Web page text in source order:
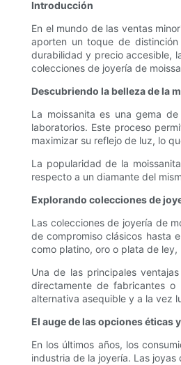
Introducción
En el mundo de las ventas
aporten un toque de
durabilidad y precio accesible,
colecciones de joyería de
Descubriendo la belleza de la
La moissanita es una gema
laboratorios. Este proceso
maximizar su reflejo de luz, lo
La popularidad de la
respecto a un diamante del
Explorando colecciones de
Las colecciones de joyería de
de compromiso clásicos hasta
como platino, oro o plata de
Una de las principales
directamente de fabricantes o
alternativa asequible y a la vez
El auge de las opciones éticas
En los últimos años, los
industria de la joyería. Las